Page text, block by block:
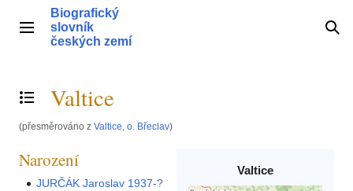
obsahHlavní menu
Biografický
slovník
českých zemí
Přepnout obsah
Valtice
(přesměrováno z Valtice, o. Břeclav)
Valtice
Narození
JURČÁK Jaroslav 1937-?